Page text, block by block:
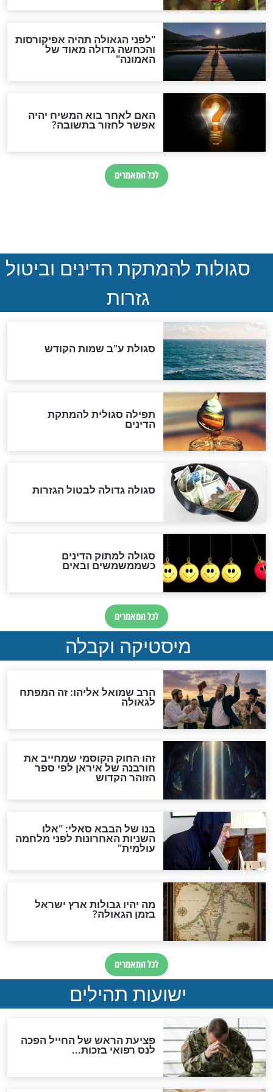
הותר לפרסום: לוחמי מילואים
נהרגו בדרום לבנון
ואיראן: בלי שקיפות ועם הרבה
סימני שאלה
הנדיר של הרשב"ם התגלה
"מודה לקב"ה על כל השנים"
לכל המאמרים
אחרית הימים
האם אפשר לחשב את הקץ?
מה יהיה בימות המשיח?
"לפני הגאולה תהיה אפיקורסות
והכחשה גדולה מאוד של
האמונה"
האם לאחר בוא המשיח יהיה
אפשר לחזור בתשובה?
לכל המאמרים
להמתקת הדינים וביטול
גזרות
סגולת ע"ב שמות הקודש